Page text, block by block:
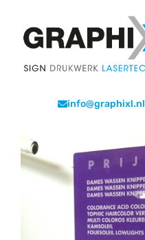
info@graphixl.nl